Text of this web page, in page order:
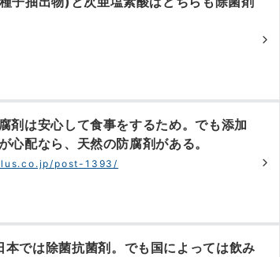
剤は安心して食事をするため。でも添加
心配なら、天然の防腐剤がある。
post-1393/
では除菌抗菌剤。でも国によっては飲み